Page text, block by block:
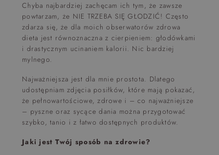
Chyba najbardziej zachęcam ich tym, że zawsze
powtarzam, że NIE TRZEBA SIĘ GŁODZIĆ! Często
zdarza się, że dla moich obserwatorów zdrowa
dieta jest równoznaczna z cierpieniem: głodówkami
i drastycznym ucinaniem kalorii. Nic bardziej
mylnego.
Najważniejsza jest dla mnie prostota. Dlatego
udostępniam zdjęcia posiłków, które mają pokazać,
że pełnowartościowe, zdrowe i – co najważniejsze
– pyszne oraz sycące dania można przygotować
szybko, tanio i z łatwo dostępnych produktów.
Jaki jest Twój sposób na zdrowie?